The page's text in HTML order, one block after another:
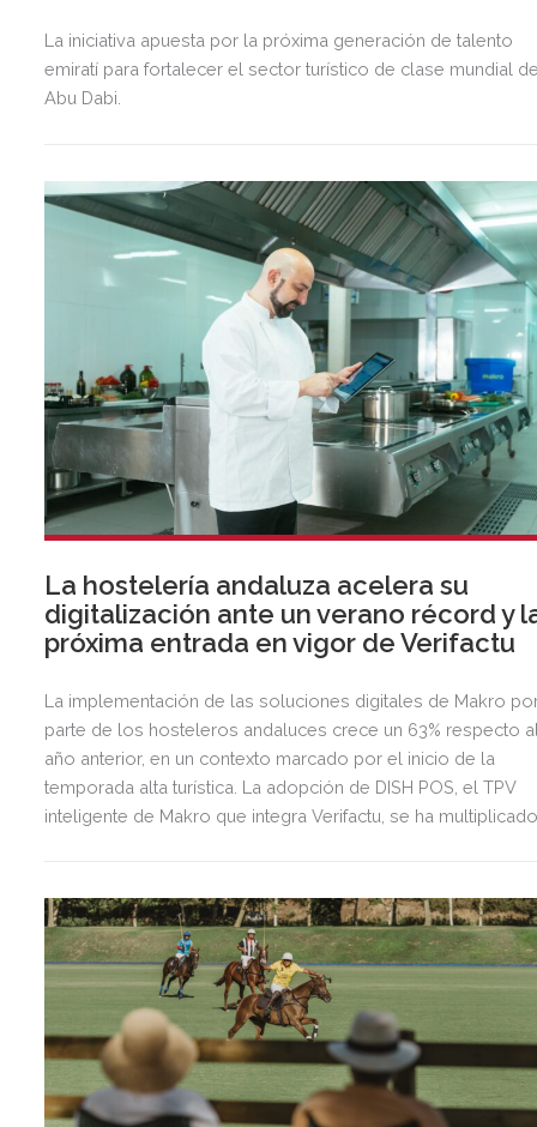
La iniciativa apuesta por la próxima generación de talento
emiratí para fortalecer el sector turístico de clase mundial
Abu Dabi.
La hostelería andaluza acelera su
digitalización ante un verano récord y
próxima entrada en vigor de Verifactu
La implementación de las soluciones digitales de Makro
parte de los hosteleros andaluces crece un 63% respecto
año anterior, en un contexto marcado por el inicio de la
temporada alta turística. La adopción de DISH POS, el TPV
inteligente de Makro que integra Verifactu, se ha